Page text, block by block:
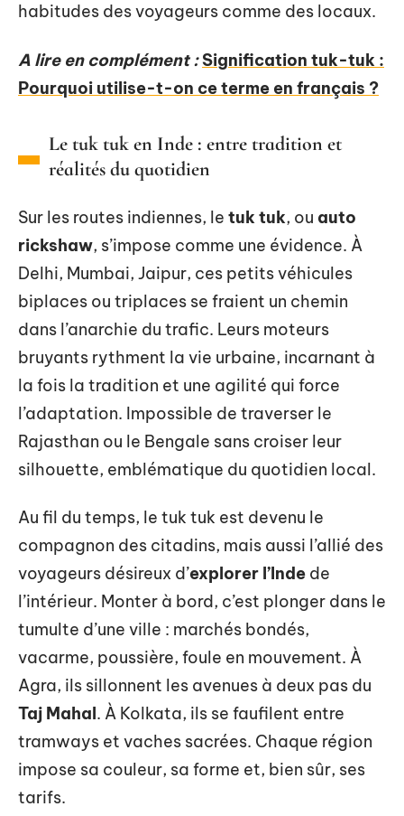
habitudes des voyageurs comme des locaux.
A lire en complément : Signification tuk-tuk :
Pourquoi utilise-t-on ce terme en français ?
Le tuk tuk en Inde : entre tradition et
réalités du quotidien
Sur les routes indiennes, le tuk tuk, ou auto
rickshaw, s’impose comme une évidence. À
Delhi, Mumbai, Jaipur, ces petits véhicules
biplaces ou triplaces se fraient un chemin
dans l’anarchie du trafic. Leurs moteurs
bruyants rythment la vie urbaine, incarnant à
la fois la tradition et une agilité qui force
l’adaptation. Impossible de traverser le
Rajasthan ou le Bengale sans croiser leur
silhouette, emblématique du quotidien local.
Au fil du temps, le tuk tuk est devenu le
compagnon des citadins, mais aussi l’allié des
voyageurs désireux d’explorer l’Inde de
l’intérieur. Monter à bord, c’est plonger dans le
tumulte d’une ville : marchés bondés,
vacarme, poussière, foule en mouvement. À
Agra, ils sillonnent les avenues à deux pas du
Taj Mahal. À Kolkata, ils se faufilent entre
tramways et vaches sacrées. Chaque région
impose sa couleur, sa forme et, bien sûr, ses
tarifs.